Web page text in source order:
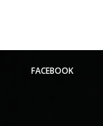
FACEBOOK